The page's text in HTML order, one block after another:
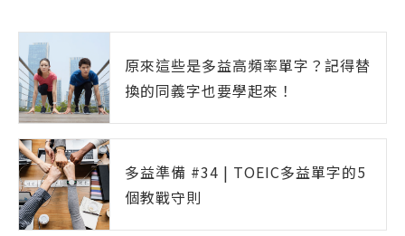
原來這些是多益高頻率單字？記得替
換的同義字也要學起來！
多益準備 #34 | TOEIC多益單字的5
個教戰守則